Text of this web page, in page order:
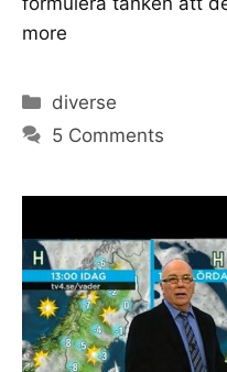
more
Categories
diverse
5 Comments